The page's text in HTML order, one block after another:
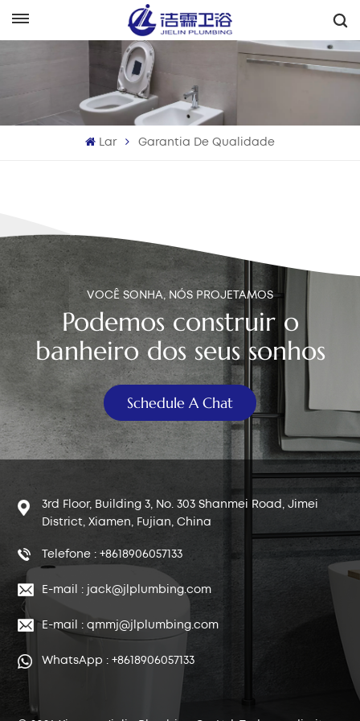
Français
Español
Português
بالعربية
中文
هَوُسَ
Lar Garantia De Qualidade
VOCÊ SONHA, NÓS PROJETAMOS
Podemos construir o
banheiro dos seus sonhos
Schedule A Chat
3rd Floor, Building 3, No. 303 Shanmei Road, Jimei
District, Xiamen, Fujian, China
Telefone : +8618906057133
E-mail : jack@jlplumbing.com
E-mail : qmmj@jlplumbing.com
WhatsApp : +8618906057133